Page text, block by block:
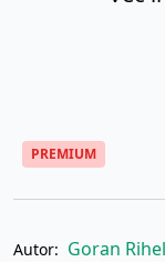
PREMIUM
Autor: Goran